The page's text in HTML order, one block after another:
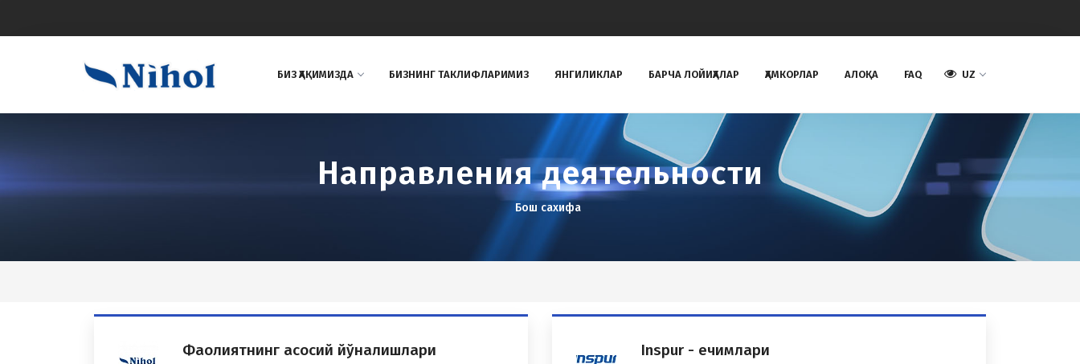
БИЗ ҲАҚИМИЗДА БИЗНИНГ ТAКЛИФЛAРИМИЗ ЯНГИЛИКЛАР БАРЧА ЛОЙИҲАЛАР ҲАМКОРЛАР AЛОҚА FAQ UZ
Направления деятельности
Бош сахифа
Фаолиятнинг асосий йўналишлари Inspur - ечимлари